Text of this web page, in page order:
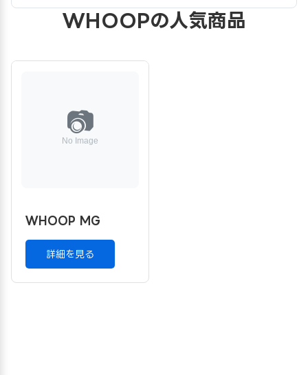
WHOOPの人気商品
WHOOP MG
詳細を見る